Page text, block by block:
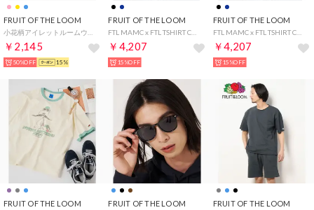
FRUIT OF THE LOOM
￥2,145
50%OFF 15%
FRUIT OF THE LOOM
￥4,207
15%OFF
FRUIT OF THE LOOM
FTL MAMC x FTL TSHIRT COL / MOANDMO / MO&MO / モーアンドモー / 限定 / コラボ / Tシャツ / ストリート （ネイビー）
￥4,207
15%OFF
FRUIT OF THE LOOM FRUIT OF THE LOOM FRUIT OF THE LOOM